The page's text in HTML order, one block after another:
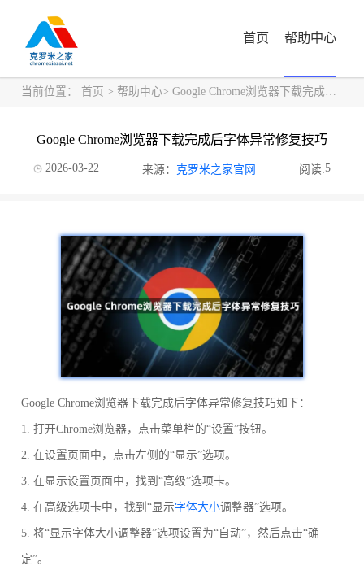
首页 帮助中心
当前位置： 首页 > 帮助中心> Google Chrome浏览器下载完成后字体异常修复技巧
Google Chrome浏览器下载完成后字体异常修复技巧
2026-03-22 来源： 克罗米之家官网 阅读:5
Google Chrome浏览器下载完成后字体异常修复技巧如下：
1. 打开Chrome浏览器，点击菜单栏的“设置”按钮。
2. 在设置页面中，点击左侧的“显示”选项。
3. 在显示设置页面中，找到“高级”选项卡。
4. 在高级选项卡中，找到“显示字体大小调整器”选项。
5. 将“显示字体大小调整器”选项设置为“自动”，然后点击“确
定”。